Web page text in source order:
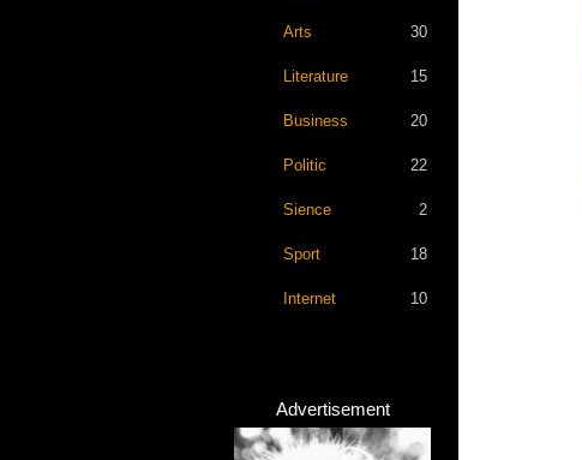
Arts 30
Literature 15
Business 20
Politic 22
Sience 2
Sport 18
Internet 10
Advertisement